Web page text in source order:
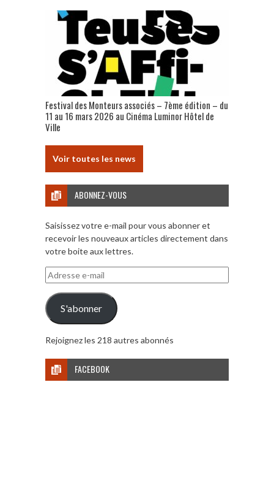
Festival des Monteurs associés – 7ème édition – du
11 au 16 mars 2026 au Cinéma Luminor Hôtel de
Ville
Voir toutes les news
ABONNEZ-VOUS
Saisissez votre e-mail pour vous abonner et
recevoir les nouveaux articles directement dans
votre boite aux lettres.
Adresse
e-
mail
S'abonner
Rejoignez les 218 autres abonnés
FACEBOOK